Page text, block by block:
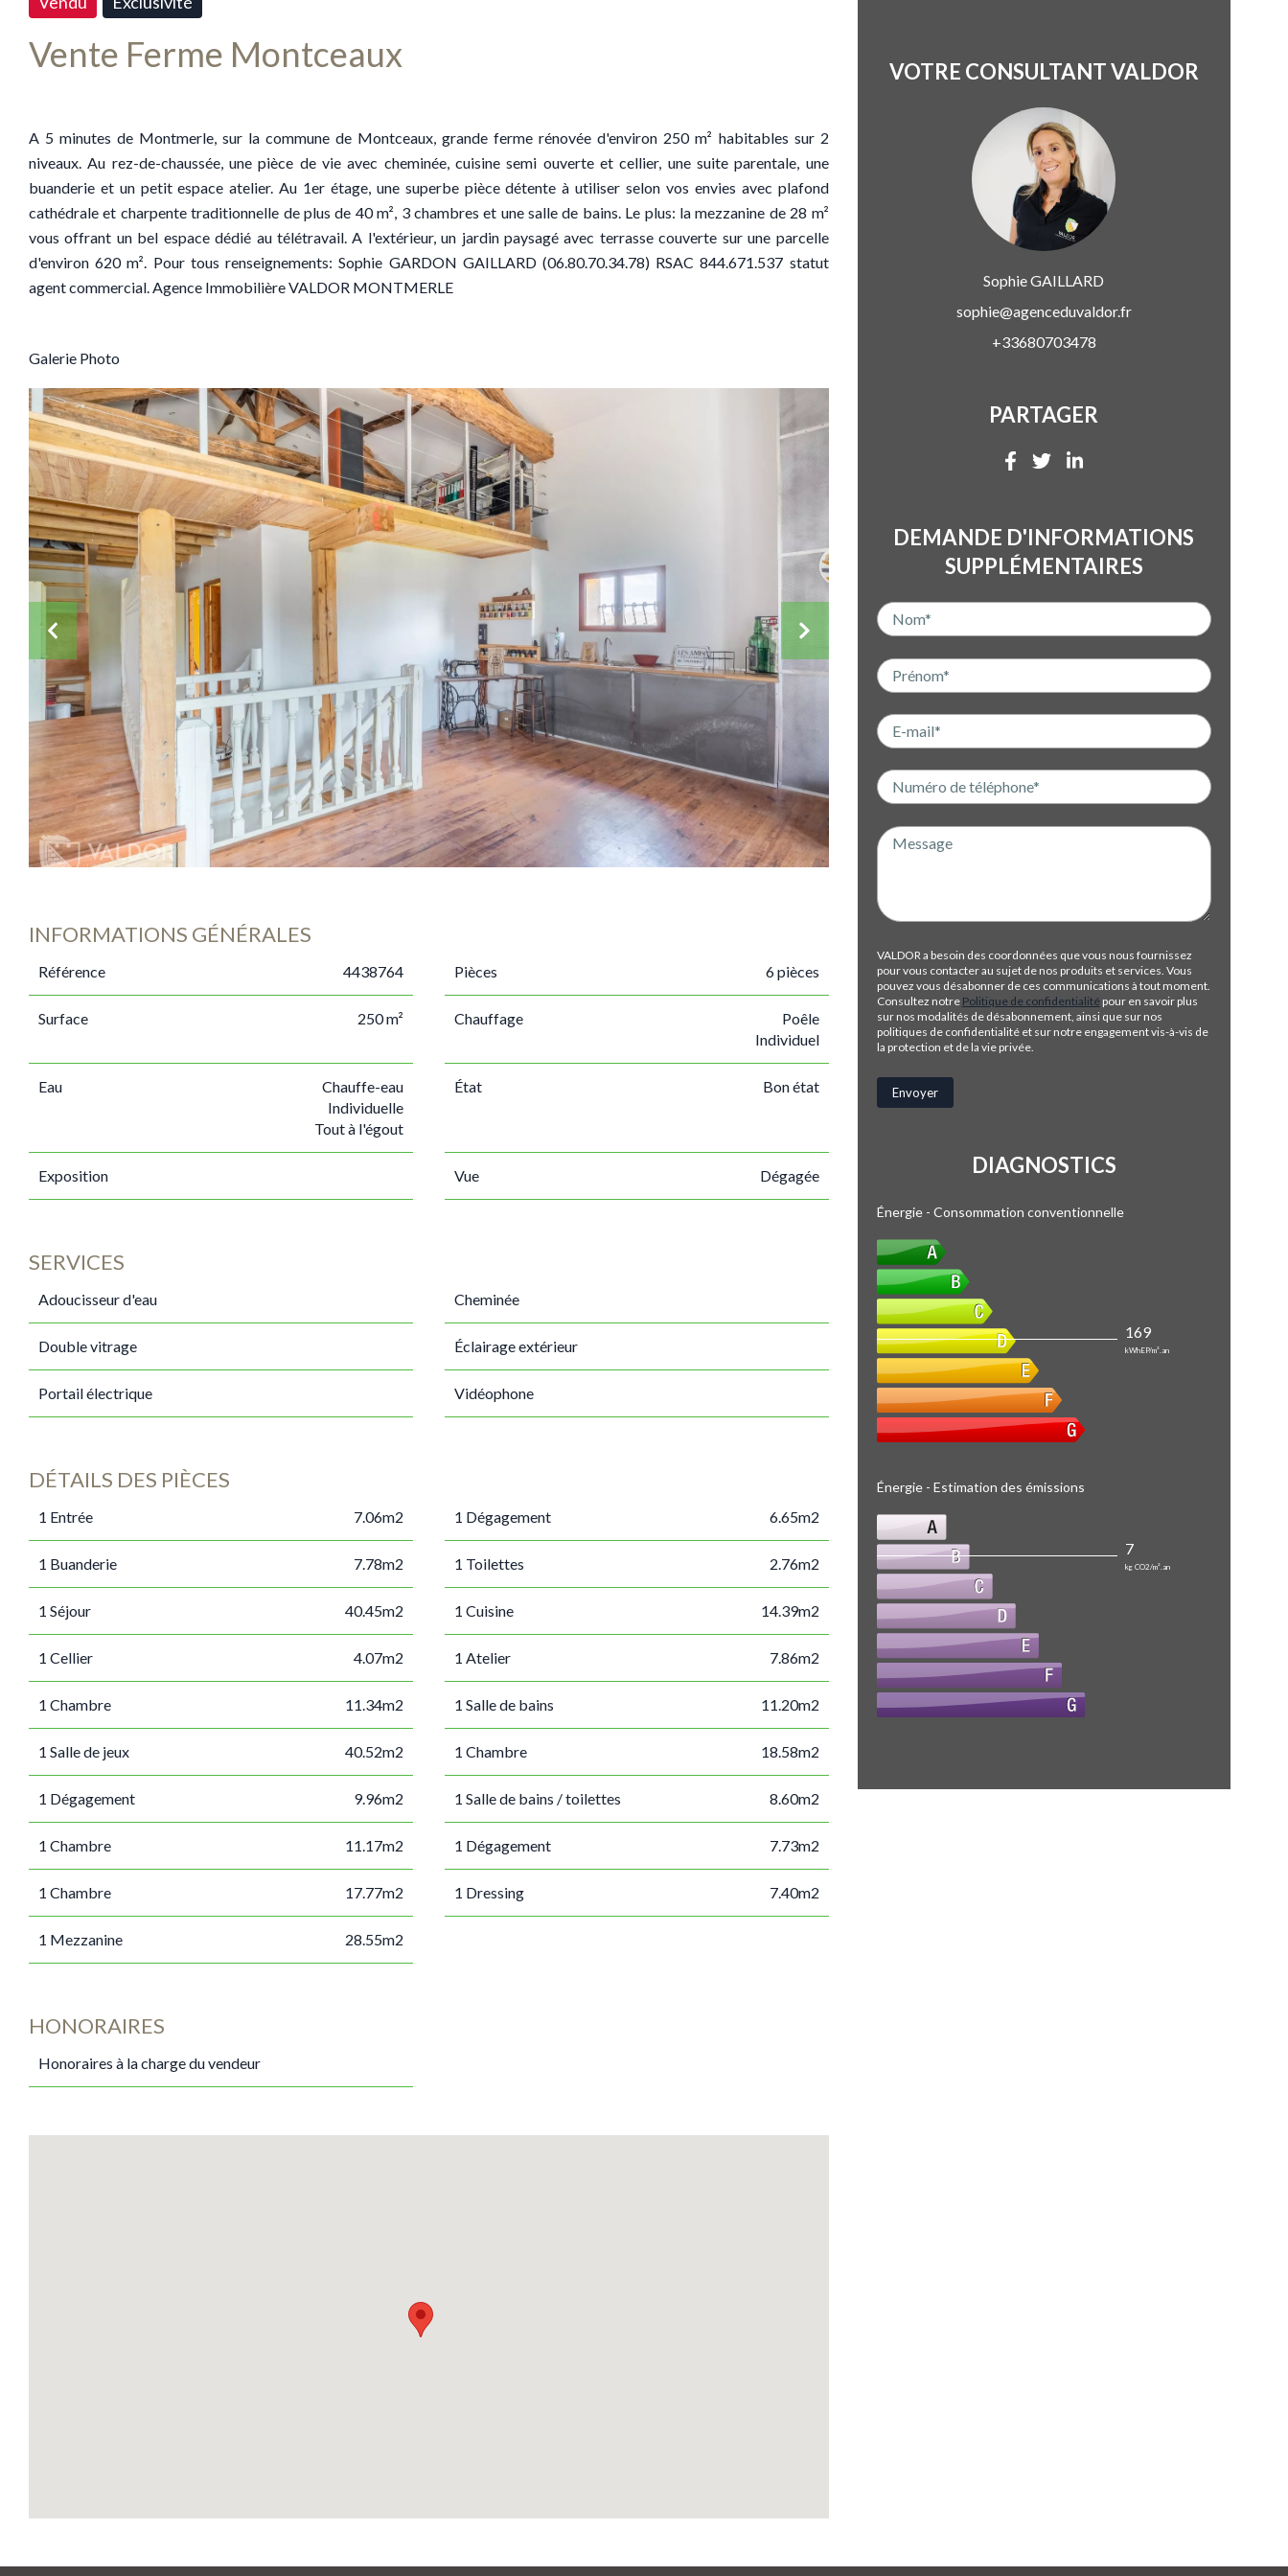
Vente Ferme Montceaux
A 5 minutes de Montmerle, sur la commune de Montceaux, grande ferme rénovée d'environ 250 m² habitables sur 2
niveaux. Au rez-de-chaussée, une pièce de vie avec cheminée, cuisine semi ouverte et cellier, une suite parentale, une
buanderie et un petit espace atelier. Au 1er étage, une superbe pièce détente à utiliser selon vos envies avec plafond
cathédrale et charpente traditionnelle de plus de 40 m², 3 chambres et une salle de bains. Le plus: la mezzanine de 28 m²
vous offrant un bel espace dédié au télétravail. A l'extérieur, un jardin paysagé avec terrasse couverte sur une parcelle
d'environ 620 m². Pour tous renseignements: Sophie GARDON GAILLARD (06.80.70.34.78) RSAC 844.671.537 statut
agent commercial. Agence Immobilière VALDOR MONTMERLE
Galerie Photo
INFORMATIONS GÉNÉRALES
Référence 4438764 Pièces 6 pièces
Surface 250 m² Chauffage
Poêle
Individuel
Eau
Chauffe-eau
Individuelle
Tout à l'égout
État Bon état
Exposition Vue Dégagée
SERVICES
Adoucisseur d'eau Cheminée
Double vitrage Éclairage extérieur
Portail électrique Vidéophone
DÉTAILS DES PIÈCES
1 Entrée 7.06m2 1 Dégagement 6.65m2
1 Buanderie 7.78m2 1 Toilettes 2.76m2
1 Séjour 40.45m2 1 Cuisine 14.39m2
1 Cellier 4.07m2 1 Atelier 7.86m2
1 Chambre 11.34m2 1 Salle de bains 11.20m2
1 Salle de jeux 40.52m2 1 Chambre 18.58m2
1 Dégagement 9.96m2 1 Salle de bains / toilettes 8.60m2
1 Chambre 11.17m2 1 Dégagement 7.73m2
1 Chambre 17.77m2 1 Dressing 7.40m2
1 Mezzanine 28.55m2
HONORAIRES
Honoraires à la charge du vendeur
VOTRE CONSULTANT VALDOR
SophieGAILLARD
sophie@agenceduvaldor.fr
+33680703478
PARTAGER
DEMANDE D'INFORMATIONS
SUPPLÉMENTAIRES
VALDOR a besoin des coordonnées que vous nous fournissez
pour vous contacter au sujet de nos produits et services. Vous
pouvez vous désabonner de ces communications à tout moment.
Consultez notre Politique de confidentialité pour en savoir plus
sur nos modalités de désabonnement, ainsi que sur nos
politiques de confidentialité et sur notre engagement vis-à-vis de
la protection et de la vie privée.
DIAGNOSTICS
Énergie - Consommation conventionnelle
169
kWhEP/m².an
Énergie - Estimation des émissions
7
kg CO2/m².an